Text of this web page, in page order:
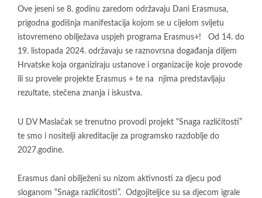
Ove jeseni se 8. godinu zaredom održavaju Dani Erasmusa,
prigodna godišnja manifestacija kojom se u cijelom svijetu
istovremeno obilježava uspjeh programa Erasmus+! Od 14. do
19. listopada 2024. održavaju se raznovrsna događanja diljem
Hrvatske koja organiziraju ustanove i organizacije koje provode
ili su provele projekte Erasmus + te na njima predstavljaju
rezultate, stečena znanja i iskustva.
U DV Maslačak se trenutno provodi projekt “Snaga različitosti”
te smo i nositelji akreditacije za programsko razdoblje do
2027.godine.
Erasmus dani obilježeni su nizom aktivnosti za djecu pod
sloganom “Snaga različitosti”. Odgojiteljice su sa djecom igrale